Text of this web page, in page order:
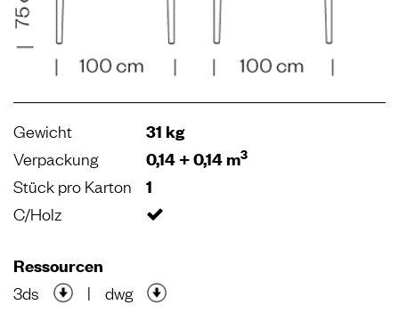
Gewicht 31 kg
Verpackung 0,14 + 0,14 m3
Stück pro Karton 1
C/Holz
Ressourcen
3ds | dwg